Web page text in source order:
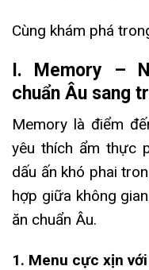
Cùng khám phá
I. Memory –
chuẩn Âu sang
Memory là điểm
yêu thích ẩm thực
dấu ấn khó phai
hợp giữa không
ăn chuẩn Âu.
1. Menu cực xịn